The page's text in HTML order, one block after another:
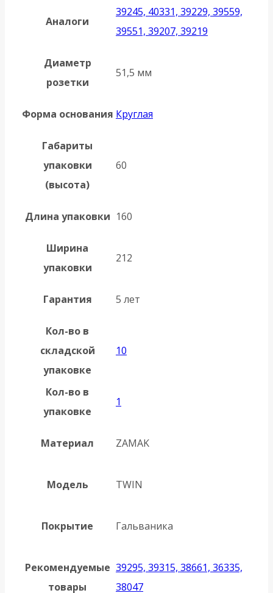
Аналоги
39245, 40331, 39229, 39559,
39551, 39207, 39219
Диаметр
розетки
51,5 мм
Форма основания Круглая
Габариты
упаковки
(высота)
60
Длина упаковки 160
Ширина
упаковки
212
Гарантия 5 лет
Кол-во в
складской
упаковке
10
Кол-во в
упаковке
1
Материал ZAMAK
Модель TWIN
Покрытие Гальваника
Рекомендуемые
товары
39295, 39315, 38661, 36335,
38047